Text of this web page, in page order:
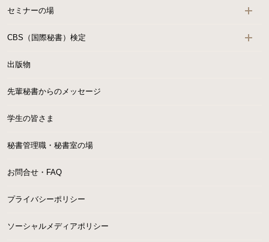
セミナーの場
CBS（国際秘書）検定
出版物
先輩秘書からのメッセージ
学生の皆さま
秘書管理職・秘書室の場
お問合せ・FAQ
プライバシーポリシー
ソーシャルメディアポリシー